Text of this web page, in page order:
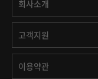
회사소개
고객지원
이용약관